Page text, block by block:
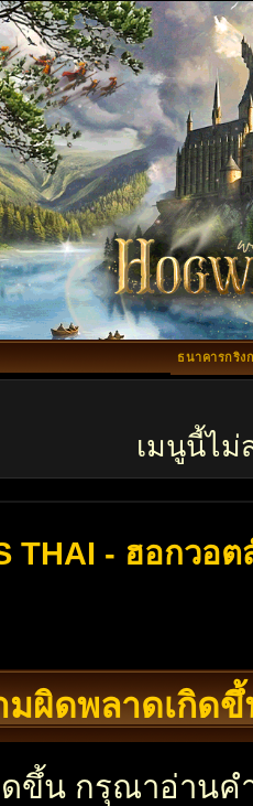
ธนาคารกริง
เมนูนี้ไม่
THAI - ฮอกวอต
ผิดพลาดเกิดขึ้
ขึ้น กรุณาอ่านค